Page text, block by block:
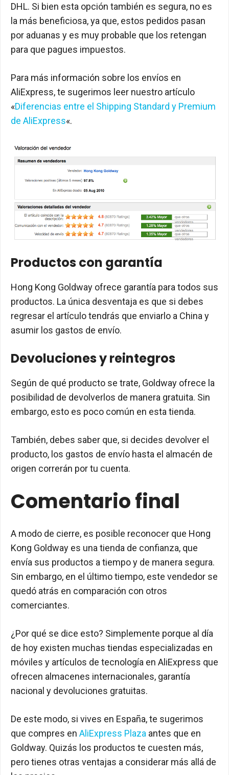
DHL. Si bien esta opción también es segura, no es
la más beneficiosa, ya que, estos pedidos pasan
por aduanas y es muy probable que los retengan
para que pagues impuestos.
Para más información sobre los envíos en
AliExpress, te sugerimos leer nuestro artículo
«Diferencias entre el Shipping Standard y Premium
de AliExpress«.
Productos con garantía
Hong Kong Goldway ofrece garantía para todos sus
productos. La única desventaja es que si debes
regresar el artículo tendrás que enviarlo a China y
asumir los gastos de envío.
Devoluciones y reintegros
Según de qué producto se trate, Goldway ofrece la
posibilidad de devolverlos de manera gratuita. Sin
embargo, esto es poco común en esta tienda.
También, debes saber que, si decides devolver el
producto, los gastos de envío hasta el almacén de
origen correrán por tu cuenta.
Comentario final
A modo de cierre, es posible reconocer que Hong
Kong Goldway es una tienda de confianza, que
envía sus productos a tiempo y de manera segura.
Sin embargo, en el último tiempo, este vendedor se
quedó atrás en comparación con otros
comerciantes.
¿Por qué se dice esto? Simplemente porque al día
de hoy existen muchas tiendas especializadas en
móviles y artículos de tecnología en AliExpress que
ofrecen almacenes internacionales, garantía
nacional y devoluciones gratuitas.
De este modo, si vives en España, te sugerimos
que compres en AliExpress Plaza antes que en
Goldway. Quizás los productos te cuesten más,
pero tienes otras ventajas a considerar más allá de